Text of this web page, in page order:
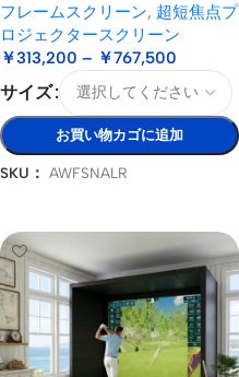
フレームスクリーン, 超短焦点プ
ロジェクタースクリーン
￥313,200 – ￥767,500
サイズ
お買い物カゴに追加
SKU： AWFSNALR